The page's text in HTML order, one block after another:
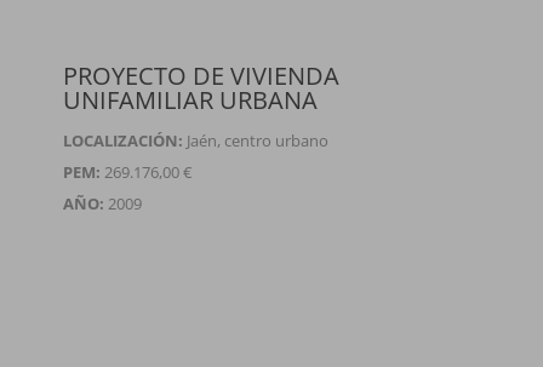
PROYECTO DE VIVIENDA
UNIFAMILIAR URBANA
LOCALIZACIÓN: Jaén, centro urbano
PEM: 269.176,00 €
AÑO: 2009